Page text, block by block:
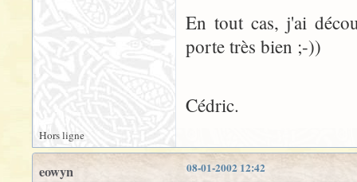
En tout cas, j'ai
porte très bien ;-))
Cédric.
Hors ligne
08-01-2002 12:42
eowyn